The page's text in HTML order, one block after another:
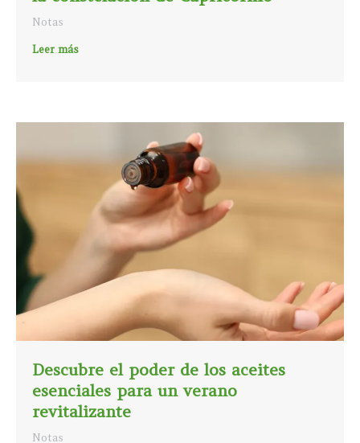
Notas
Leer más
Descubre el poder de los aceites
esenciales para un verano
revitalizante
Notas